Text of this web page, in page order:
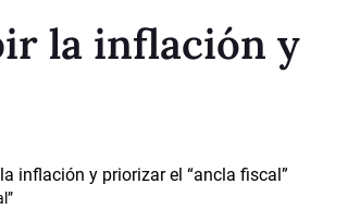
la inflación y